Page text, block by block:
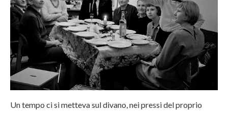
Un tempo ci si metteva sul divano, nei pressi del proprio